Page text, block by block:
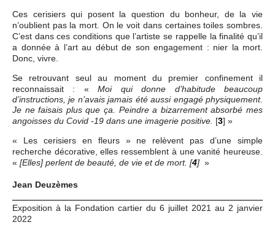
Ces cerisiers qui posent la question du bonheur, de la vie
n’oublient pas la mort. On le voit dans certaines toiles sombres.
C’est dans ces conditions que l’artiste se rappelle la finalité qu’il
a donnée à l’art au début de son engagement : nier la mort.
Donc, vivre.
Se retrouvant seul au moment du premier confinement il
reconnaissait : «Moi qui donne d’habitude beaucoup
d’instructions, je n’avais jamais été aussi engagé physiquement.
Je ne faisais plus que ça. Peindre a bizarrement absorbé mes
angoisses du Covid -19 dans une imagerie positive. [3] »
« Les cerisiers en fleurs » ne relèvent pas d’une simple
recherche décorative, elles ressemblent à une vanité heureuse.
« [Elles] perlent de beauté, de vie et de mort. [4] »
Jean Deuzèmes
Exposition à la Fondation cartier du 6 juillet 2021 au 2 janvier
2022